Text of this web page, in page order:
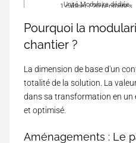
o
n
e
c
(
C
d
e
u
S
f
a
c
M
n
D
i
Unité Modulaire dédiée.
1 cabinet / 20 personnes.
Module sanitaire 20 pieds.
Pourquoi la
chantier ?
La dimension de base d'un
totalité de la solution. La
dans sa transformation en un
et optimisé.
Aménagements : Le